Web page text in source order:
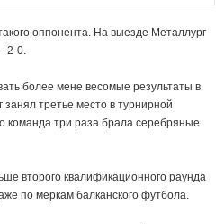
оппонента. На выезде Металлург
2-0.
более мене весомые результаты в
третье место в турнирной
команда три раза брала серебряные
второго квалификационного раунда
по меркам балканского футбола.